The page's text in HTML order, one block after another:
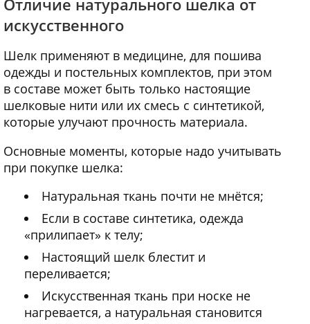
искусственного
Шелк применяют в медицине, для пошива
одежды и постельных комплектов, при этом
в составе может быть только настоящие
шелковые нити или их смесь с синтетикой,
которые улучают прочность материала.
Основные моменты, которые надо учитывать
при покупке шелка:
Натуральная ткань почти не мнётся;
Если в составе синтетика, одежда
«прилипает» к телу;
Настоящий шелк блестит и
переливается;
Искусственная ткань при носке не
нагревается, а натуральная становится